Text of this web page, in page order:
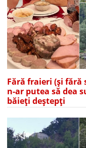
Fără fraieri (și
n-ar putea să dea
băieți deștepți